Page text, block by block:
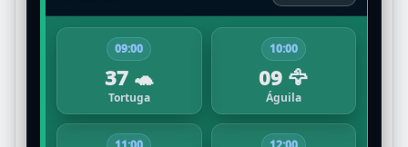
09:00
37 🐢
Tortuga
10:00
09 🦅
Águila